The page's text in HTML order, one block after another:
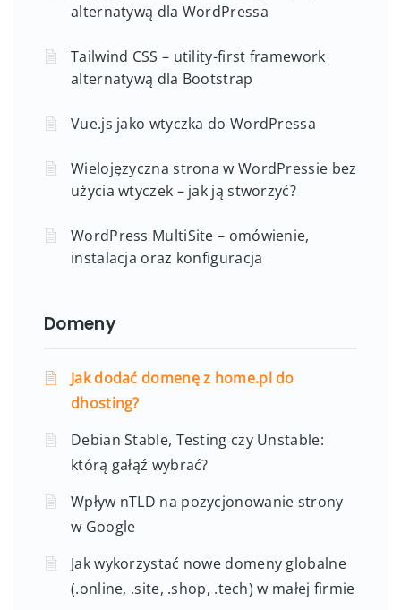
alternatywą dla WordPressa
Tailwind CSS – utility-first framework
alternatywą dla Bootstrap
Vue.js jako wtyczka do WordPressa
Wielojęzyczna strona w WordPressie bez
użycia wtyczek – jak ją stworzyć?
WordPress MultiSite – omówienie,
instalacja oraz konfiguracja
Domeny
Jak dodać domenę z home.pl do
dhosting?
Debian Stable, Testing czy Unstable:
którą gałąź wybrać?
Wpływ nTLD na pozycjonowanie strony
w Google
Jak wykorzystać nowe domeny globalne
(.online, .site, .shop, .tech) w małej firmie